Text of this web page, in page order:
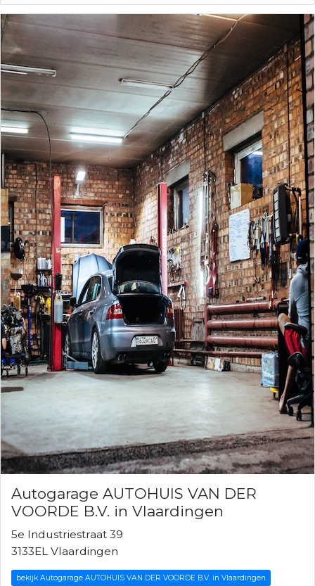
Autogarage AUTOHUIS VAN DER
VOORDE B.V. in Vlaardingen
5e Industriestraat 39
3133EL Vlaardingen
bekijk Autogarage AUTOHUIS VAN DER VOORDE B.V. in Vlaardingen